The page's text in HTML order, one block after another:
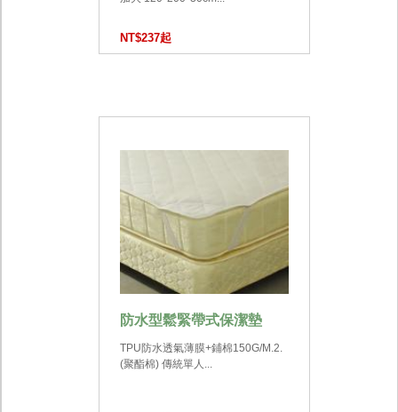
NT$237起
防水型鬆緊帶式保潔墊
TPU防水透氣薄膜+鋪棉150G/M.2.
(聚酯棉) 傳統單人...